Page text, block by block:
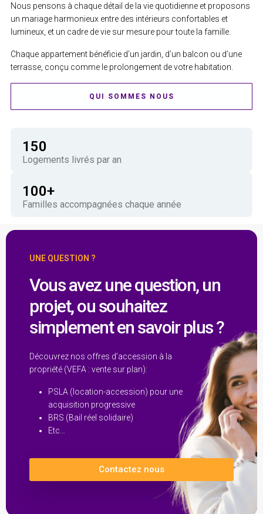
Nous pensons à chaque détail de la vie quotidienne et proposons
un mariage harmonieux entre des intérieurs confortables et
lumineux, et un cadre de vie sur mesure pour toute la famille.
Chaque appartement bénéficie d’un jardin, d’un balcon ou d’une
terrasse, conçu comme le prolongement de votre habitation.
QUI SOMMES NOUS
Logements livrés par an
150
Familles accompagnées chaque année
100+
UNE QUESTION ?
Vous avez une question, un
projet, ou souhaitez
simplement en savoir plus ?
Découvrez nos offres d’accession à la
propriété (VEFA : vente sur plan):
PSLA (location-accession) pour une
acquisition progressive
BRS (Bail réel solidaire)
Etc…
Contactez nous